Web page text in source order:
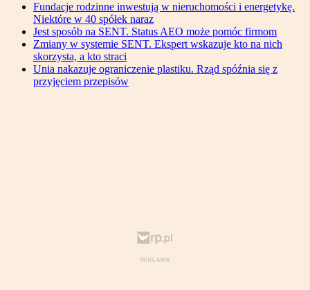
Fundacje rodzinne inwestują w nieruchomości i energetykę.
Niektóre w 40 spółek naraz
Jest sposób na SENT. Status AEO może pomóc firmom
Zmiany w systemie SENT. Ekspert wskazuje kto na nich
skorzysta, a kto straci
Unia nakazuje ograniczenie plastiku. Rząd spóźnia się z
przyjęciem przepisów